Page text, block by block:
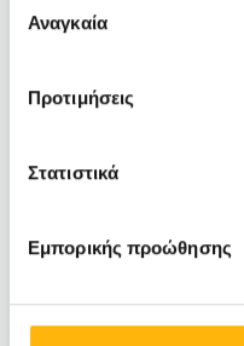
των υπηρεσιών τους.
συγκατάθεσης
Αναγκαία
Προτιμήσεις
Στατιστικά
Εμπορικής προώθησης